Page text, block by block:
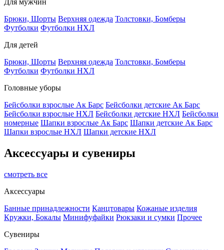
Для мужчин
Брюки, Шорты Верхняя одежда Толстовки, Бомберы
Футболки Футболки НХЛ
Для детей
Брюки, Шорты Верхняя одежда Толстовки, Бомберы
Футболки Футболки НХЛ
Головные уборы
Бейсболки взрослые Ак Барс Бейсболки детские Ак Барс
Бейсболки взрослые НХЛ Бейсболки детские НХЛ Бейсболки
номерные Шапки взрослые Ак Барс Шапки детские Ак Барс
Шапки взрослые НХЛ Шапки детские НХЛ
Аксессуары и сувениры
смотреть все
Аксессуары
Банные принадлежности Канцтовары Кожаные изделия
Кружки, Бокалы Минифуфайки Рюкзаки и сумки Прочее
Сувениры